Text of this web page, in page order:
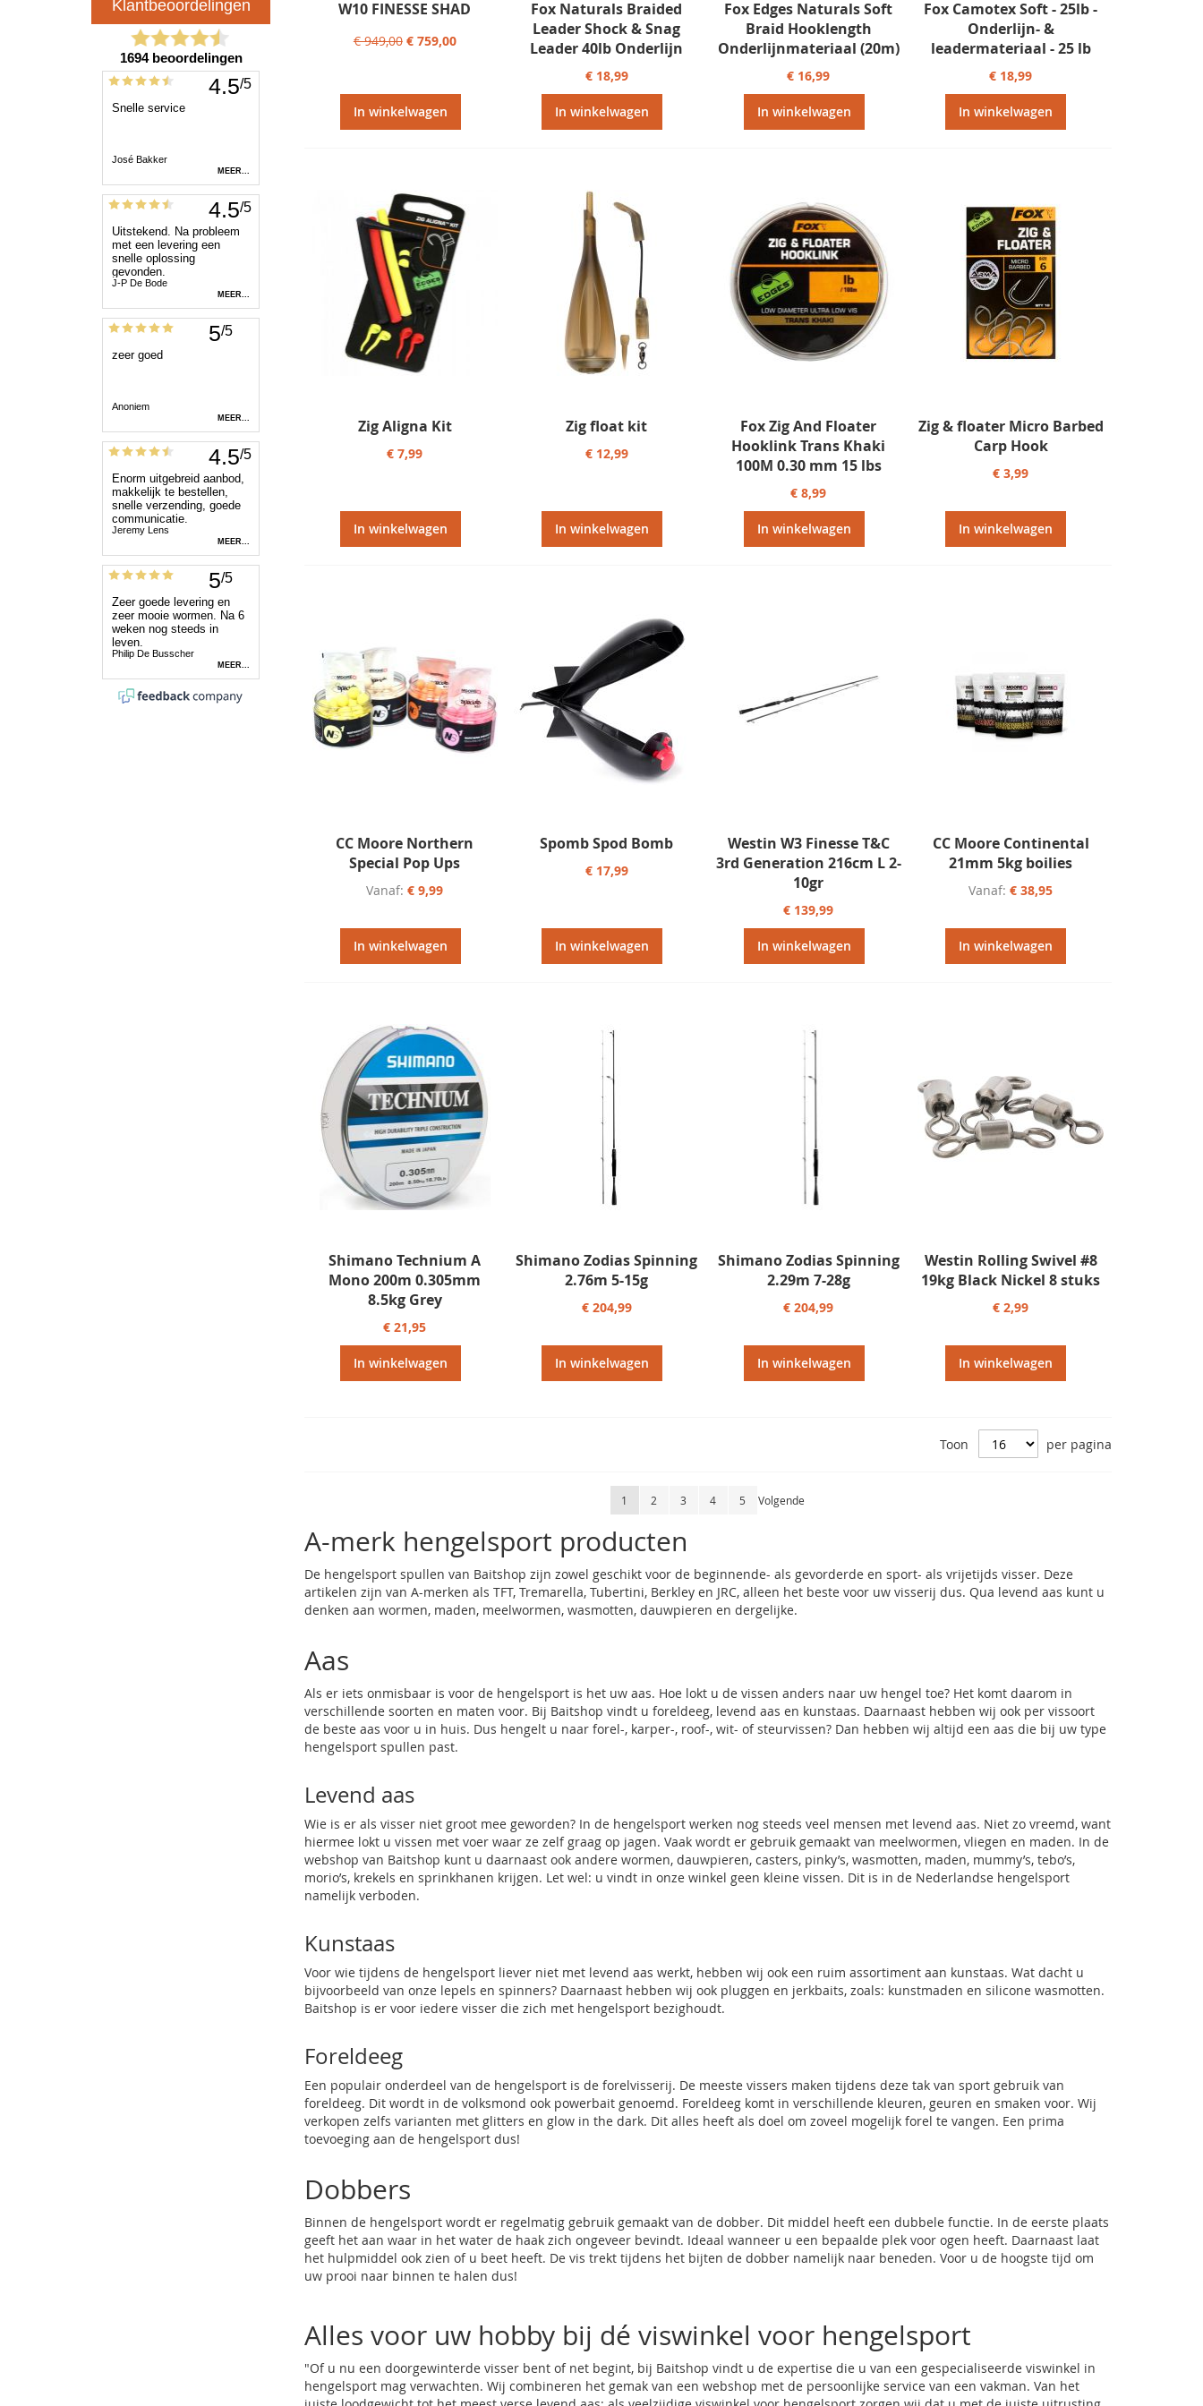
W10 FINESSE SHAD
€ 949,00 € 759,00
In winkelwagen
Fox Naturals Braided
Leader Shock & Snag
Leader 40lb Onderlijn
€ 18,99
In winkelwagen
Fox Edges Naturals Soft
Braid Hooklength
Onderlijnmateriaal (20m)
€ 16,99
In winkelwagen
Fox Camotex Soft - 25lb -
Onderlijn- &
leadermateriaal - 25 lb
€ 18,99
In winkelwagen
Zig Aligna Kit
€ 7,99
In winkelwagen
Zig float kit
€ 12,99
In winkelwagen
Fox Zig And Floater
Hooklink Trans Khaki
100M 0.30 mm 15 lbs
€ 8,99
In winkelwagen
Zig & floater Micro Barbed
Carp Hook
€ 3,99
In winkelwagen
CC Moore Northern
Special Pop Ups
Vanaf € 9,99
In winkelwagen
Spomb Spod Bomb
€ 17,99
In winkelwagen
Westin W3 Finesse T&C
3rd Generation 216cm L 2-
10gr
€ 139,99
In winkelwagen
CC Moore Continental
21mm 5kg boilies
Vanaf € 38,95
In winkelwagen
Shimano Technium A
Mono 200m 0.305mm
8.5kg Grey
€ 21,95
In winkelwagen
Shimano Zodias Spinning
2.76m 5-15g
€ 204,99
In winkelwagen
Shimano Zodias Spinning
2.29m 7-28g
€ 204,99
In winkelwagen
Westin Rolling Swivel #8
19kg Black Nickel 8 stuks
€ 2,99
In winkelwagen
Toon per pagina
Pagina
U lees momenteel pagina
1 Pagina
2 Pagina
3 Pagina
4 Pagina
5 Pagina
Volgende
A-merk hengelsport producten
De hengelsport spullen van Baitshop zijn zowel geschikt voor de beginnende- als gevorderde en sport- als vrijetijds visser. Deze
artikelen zijn van A-merken als TFT, Tremarella, Tubertini, Berkley en JRC, alleen het beste voor uw visserij dus. Qua levend aas kunt u
denken aan wormen, maden, meelwormen, wasmotten, dauwpieren en dergelijke.
Aas
Als er iets onmisbaar is voor de hengelsport is het uw aas. Hoe lokt u de vissen anders naar uw hengel toe? Het komt daarom in
verschillende soorten en maten voor. Bij Baitshop vindt u foreldeeg, levend aas en kunstaas. Daarnaast hebben wij ook per vissoort
de beste aas voor u in huis. Dus hengelt u naar forel-, karper-, roof-, wit- ofsteurvissen? Dan hebben wij altijd een aas die bij uw type
hengelsport spullen past.
Levend aas
Wie is er als visser niet groot mee geworden? In de hengelsport werken nog steeds veel mensen met levend aas. Niet zo vreemd, want
hiermee lokt u vissen met voer waar ze zelf graag op jagen. Vaak wordt er gebruik gemaakt van meelwormen, vliegen en maden. In de
webshop van Baitshop kunt u daarnaast ook andere wormen, dauwpieren, casters, pinky’s, wasmotten, maden, mummy’s, tebo’s,
morio’s, krekels en sprinkhanen krijgen. Let wel: u vindt in onze winkel geen kleine vissen. Dit is in de Nederlandse hengelsport
namelijk verboden.
Kunstaas
Voor wie tijdens de hengelsport liever niet met levend aas werkt, hebben wij ook een ruim assortiment aan kunstaas. Wat dacht u
bijvoorbeeld van onze lepels en spinners? Daarnaast hebben wij ook pluggen en jerkbaits, zoals: kunstmaden en silicone wasmotten.
Baitshop is er voor iedere visser die zich met hengelsport bezighoudt.
Foreldeeg
Een populair onderdeel van de hengelsport is de forelvisserij. De meeste vissers maken tijdens deze tak van sport gebruik van
foreldeeg. Dit wordt in de volksmond ook powerbait genoemd. Foreldeeg komt in verschillende kleuren, geuren en smaken voor. Wij
verkopen zelfs varianten met glitters en glow in the dark. Dit alles heeft als doel om zoveel mogelijk forel te vangen. Een prima
toevoeging aan de hengelsport dus!
Dobbers
Binnen de hengelsport wordt er regelmatig gebruik gemaakt van de dobber. Dit middel heeft een dubbele functie. In de eerste plaats
geeft het aan waar in het water de haak zich ongeveer bevindt. Ideaal wanneer u een bepaalde plek voor ogen heeft. Daarnaast laat
het hulpmiddel ook zien of u beet heeft. De vis trekt tijdens het bijten de dobber namelijk naar beneden. Voor u de hoogste tijd om
uw prooi naar binnen te halen dus!
Alles voor uw hobby bij dé viswinkel voor hengelsport
"Of u nu een doorgewinterde visser bent of net begint, bij Baitshop vindt u de expertise die u van een gespecialiseerde viswinkel in
hengelsport mag verwachten. Wij combineren het gemak van een webshop met de persoonlijke service van een vakman. Van het